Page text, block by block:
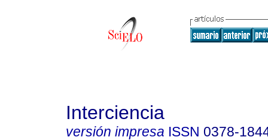
Interciencia
versión impresa ISSN 0378-